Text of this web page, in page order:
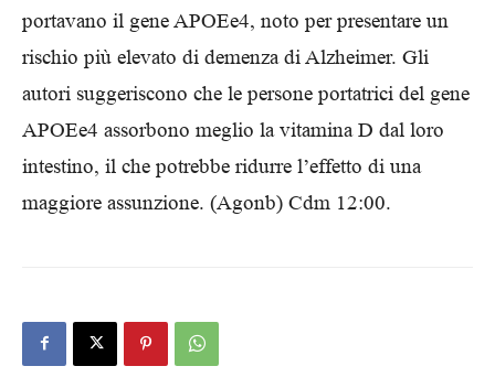
portavano il gene APOEe4, noto per presentare un
rischio più elevato di demenza di Alzheimer. Gli
autori suggeriscono che le persone portatrici del gene
APOEe4 assorbono meglio la vitamina D dal loro
intestino, il che potrebbe ridurre l’effetto di una
maggiore assunzione. (Agonb) Cdm 12:00.